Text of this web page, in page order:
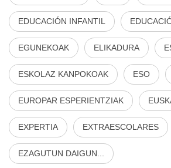
EDUCACIÓN INFANTIL
EGUNEKOAK ELIKADURA
ESKOLAZ KANPOKOAK ESO
EUROPAR ESPERIENTZIAK
EXPERTIA EXTRAESCOLARES
EZAGUTUN DAIGUN...